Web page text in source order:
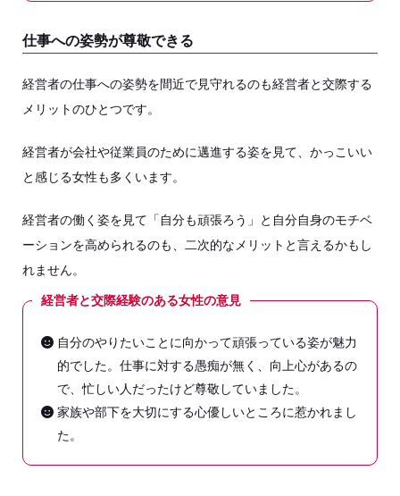
仕事への姿勢が尊敬できる
経営者の仕事への姿勢を間近で見守れるのも経営者と交際する
メリットのひとつです。
経営者が会社や従業員のために邁進する姿を見て、かっこいい
と感じる女性も多くいます。
経営者の働く姿を見て「自分も頑張ろう」と自分自身のモチベ
ーションを高められるのも、二次的なメリットと言えるかもし
れません。
経営者と交際経験のある女性の意見
自分のやりたいことに向かって頑張っている姿が魅力
的でした。仕事に対する愚痴が無く、向上心があるの
で、忙しい人だったけど尊敬していました。
家族や部下を大切にする心優しいところに惹かれまし
た。